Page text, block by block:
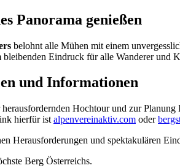
Panorama genießen
belohnt alle Mühen mit einem
Eindruck für alle Wanderer und
und Informationen
Hochtour und zur
hierfür ist alpenvereinaktiv.com oder
Herausforderungen und spektakulären
Berg Österreichs.